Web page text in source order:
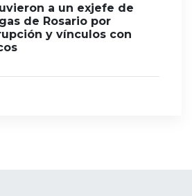
a un exjefe de
de Rosario por
y vínculos con